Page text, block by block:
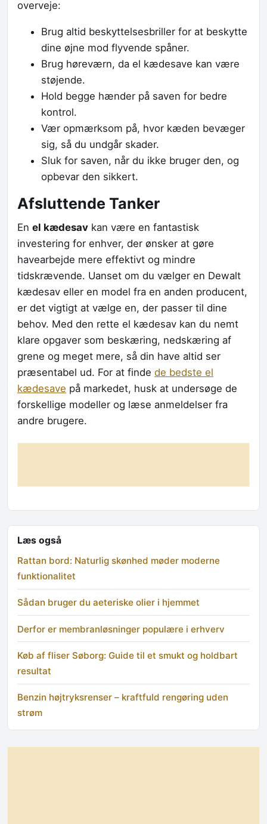
overveje:
Brug altid beskyttelsesbriller for at beskytte
dine øjne mod flyvende spåner.
Brug høreværn, da el kædesave kan være
støjende.
Hold begge hænder på saven for bedre
kontrol.
Vær opmærksom på, hvor kæden bevæger
sig, så du undgår skader.
Sluk for saven, når du ikke bruger den, og
opbevar den sikkert.
Afsluttende Tanker
En el kædesav kan være en fantastisk
investering for enhver, der ønsker at gøre
havearbejde mere effektivt og mindre
tidskrævende. Uanset om du vælger en Dewalt
kædesav eller en model fra en anden producent,
er det vigtigt at vælge en, der passer til dine
behov. Med den rette el kædesav kan du nemt
klare opgaver som beskæring, nedskæring af
grene og meget mere, så din have altid ser
præsentabel ud. For at finde de bedste el
kædesave på markedet, husk at undersøge de
forskellige modeller og læse anmeldelser fra
andre brugere.
Læs også
Rattan bord: Naturlig skønhed møder moderne
funktionalitet
Sådan bruger du aeteriske olier i hjemmet
Derfor er membranløsninger populære i erhverv
Køb af fliser Søborg: Guide til et smukt og holdbart
resultat
Benzin højtryksrenser – kraftfuld rengøring uden
strøm